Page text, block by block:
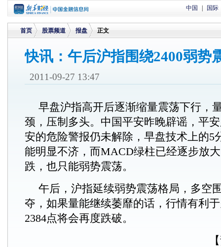
中国 国际
首页
>
股票频道
>
报盘 正文
快讯：午后沪指围绕2400弱势
2011-09-27 13:47
早盘沪指高开后逐渐缩量震荡下行，
颈，压制多头。中国平安昨晚辟谣，平
安的危险警报仍未解除，早盘技术上的5
能明显不济，而MACD绿柱已经逐步放
跌，也只能弱势震荡。
午后，沪指延续弱势震荡格局，多空
夺，如果量能继续萎靡的话，行情有利
2384点将会再度跌破。